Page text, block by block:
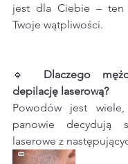
jest dla Ciebie – ten
Twoje wątpliwości.
🔹 Dlaczego
depilację laserową?
Powodów jest
panowie decydują
laserowe z